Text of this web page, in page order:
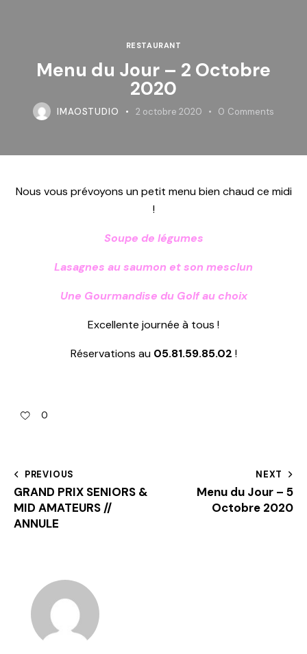
RESTAURANT
Menu du Jour – 2 Octobre
2020
IMAOSTUDIO 2 octobre 2020 0 Comments
Nous vous prévoyons un petit menu bien chaud ce midi
!
Soupe de légumes
Lasagnes au saumon et son mesclun
Une Gourmandise du Golf au choix
Excellente journée à tous !
Réservations au 05.81.59.85.02 !
0
PREVIOUS
GRAND PRIX SENIORS &
MID AMATEURS //
ANNULE
NEXT
Menu du Jour – 5
Octobre 2020